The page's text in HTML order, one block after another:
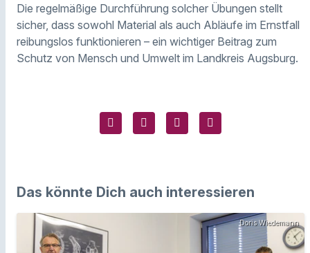
Die regelmäßige Durchführung solcher Übungen stellt
sicher, dass sowohl Material als auch Abläufe im Ernstfall
reibungslos funktionieren – ein wichtiger Beitrag zum
Schutz von Mensch und Umwelt im Landkreis Augsburg.
Das könnte Dich auch interessieren
Doris Wiedemann